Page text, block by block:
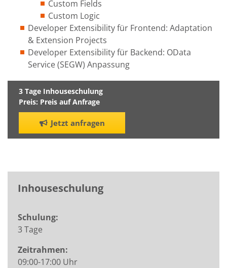
Custom Fields
Custom Logic
Developer Extensibility für Frontend: Adaptation
& Extension Projects
Developer Extensibility für Backend: OData
Service (SEGW) Anpassung
3 Tage Inhouseschulung
Preis: Preis auf Anfrage
Jetzt anfragen
Inhouseschulung
Schulung:
3 Tage
Zeitrahmen:
09:00-17:00 Uhr